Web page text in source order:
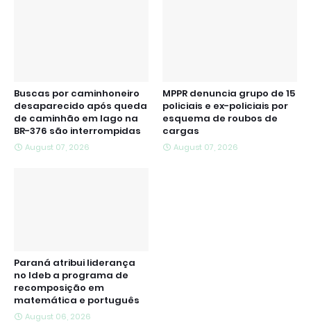
Buscas por caminhoneiro
desaparecido após queda
de caminhão em lago na
BR-376 são interrompidas
August 07, 2026
MPPR denuncia grupo de 15
policiais e ex-policiais por
esquema de roubos de
cargas
August 07, 2026
Paraná atribui liderança
no Ideb a programa de
recomposição em
matemática e português
August 06, 2026